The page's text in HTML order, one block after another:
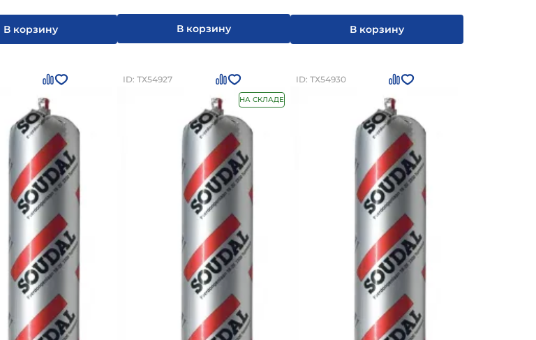
В корзину В корзину В корзину
ID: ТХ54927
НА СКЛАДЕ
ID: ТХ54930